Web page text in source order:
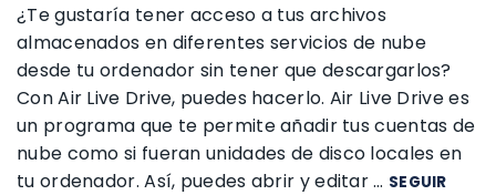
¿Te gustaría tener acceso a tus archivos
almacenados en diferentes servicios de nube
desde tu ordenador sin tener que descargarlos?
Con Air Live Drive, puedes hacerlo. Air Live Drive es
un programa que te permite añadir tus cuentas de
nube como si fueran unidades de disco locales en
tu ordenador. Así, puedes abrir y editar … SEGUIR